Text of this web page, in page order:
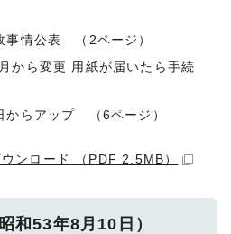
事情公表 （2ページ）
から変更 用紙が届いたら手続
からアップ （6ページ）
ンロード （PDF 2.5MB）
和53年8月10日）